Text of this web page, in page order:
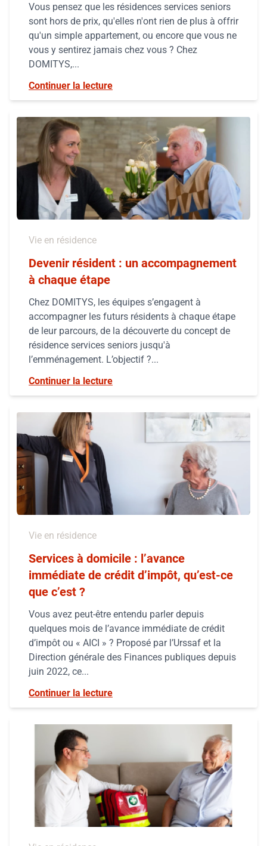
Vous pensez que les résidences services seniors
sont hors de prix, qu'elles n'ont rien de plus à offrir
qu'un simple appartement, ou encore que vous ne
vous y sentirez jamais chez vous ? Chez
DOMITYS,...
Continuer la lecture
Vie en résidence
Devenir résident : un accompagnement
à chaque étape
Chez DOMITYS, les équipes s’engagent à
accompagner les futurs résidents à chaque étape
de leur parcours, de la découverte du concept de
résidence services seniors jusqu'à
l’emménagement. L’objectif ?...
Continuer la lecture
Vie en résidence
Services à domicile : l’avance
immédiate de crédit d’impôt, qu’est-ce
que c’est ?
Vous avez peut-être entendu parler depuis
quelques mois de l’avance immédiate de crédit
d’impôt ou « AICI » ? Proposé par l’Urssaf et la
Direction générale des Finances publiques depuis
juin 2022, ce...
Continuer la lecture